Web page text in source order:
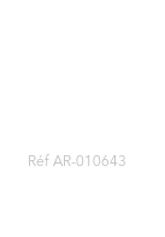
Réf AR-010643